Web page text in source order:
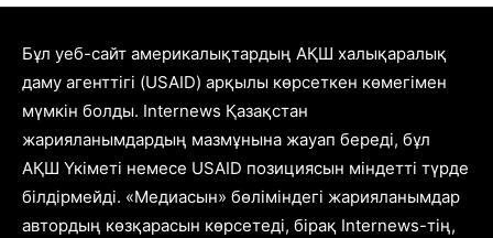
Бұл уеб-сайт америкалықтардың АҚШ халықаралық
даму агенттігі (USAID) арқылы көрсеткен көмегімен
мүмкін болды. Internews Қазақстан
жарияланымдардың мазмұнына жауап береді, бұл
АҚШ Үкіметі немесе USAID позициясын міндетті түрде
білдірмейді. «Медиасын» бөліміндегі жарияланымдар
автордың көзқарасын көрсетеді, бірақ Internews-тің,